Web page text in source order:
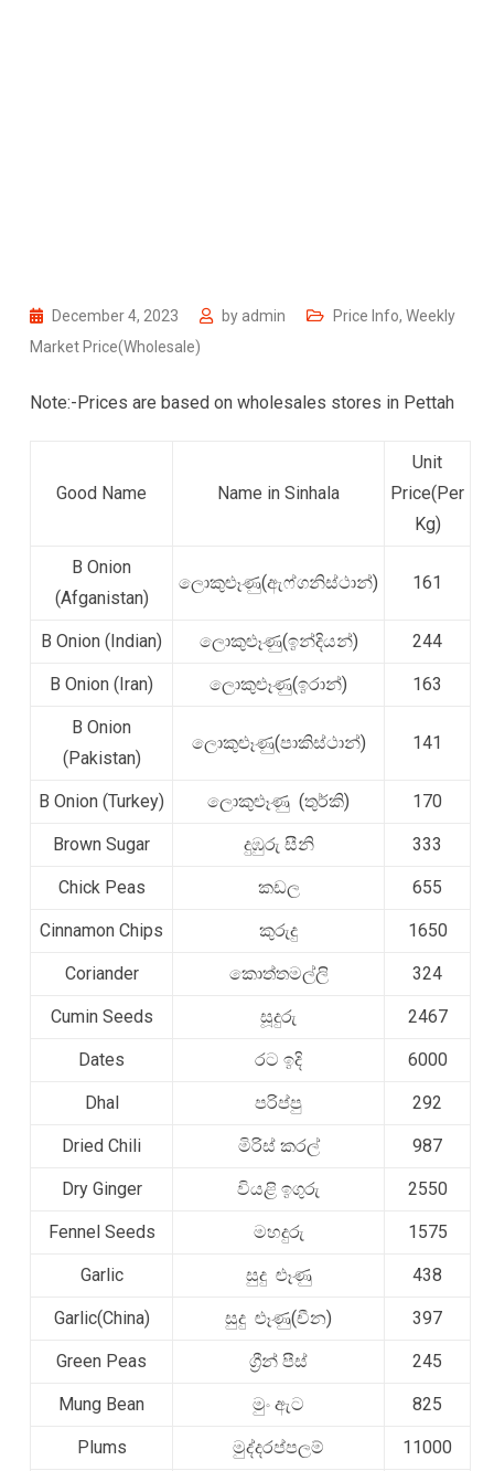
December 4, 2023 by admin Price Info, Weekly
Market Price(Wholesale)
Note:-Prices are based on wholesales stores in Pettah
Good Name Name in Sinhala
Unit
Price(Per
Kg)
B Onion
(Afganistan)
ලොකුළූණු(ඇෆ්ගනිස්ථාන්) 161
B Onion (Indian) ලොකුළූණු(ඉන්දියන්) 244
B Onion (Iran) ලොකුළූණු(ඉරාන්) 163
B Onion
(Pakistan)
ලොකුළූණු(පාකිස්ථාන්) 141
B Onion (Turkey) ලොකුළූණු (තුර්කි) 170
Brown Sugar දුඹුරු සීනි 333
Chick Peas කඩල 655
Cinnamon Chips කුරුදු 1650
Coriander කොත්තමල්ලි 324
Cumin Seeds සූදුරු 2467
Dates රට ඉදි 6000
Dhal පරිප්පු 292
Dried Chili මිරිස් කරල් 987
Dry Ginger වියළි ඉගුරු 2550
Fennel Seeds මහදුරු 1575
Garlic සුදු ළූණු 438
Garlic(China) සුදු ළූණු(චීන) 397
Green Peas ග්‍රීන් පීස් 245
Mung Bean මුං ඇට 825
Plums මුද්දරප්පලම් 11000